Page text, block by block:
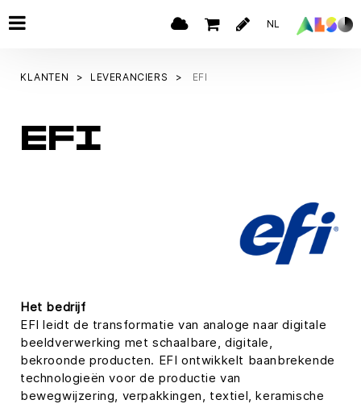
NL
KLANTEN LEVERANCIERS EFI
EFI
Het bedrijf
EFI leidt de transformatie van analoge naar digitale
beeldverwerking met schaalbare, digitale,
bekroonde producten. EFI ontwikkelt baanbrekende
technologieën voor de productie van
bewegwijzering, verpakkingen, textiel, keramische